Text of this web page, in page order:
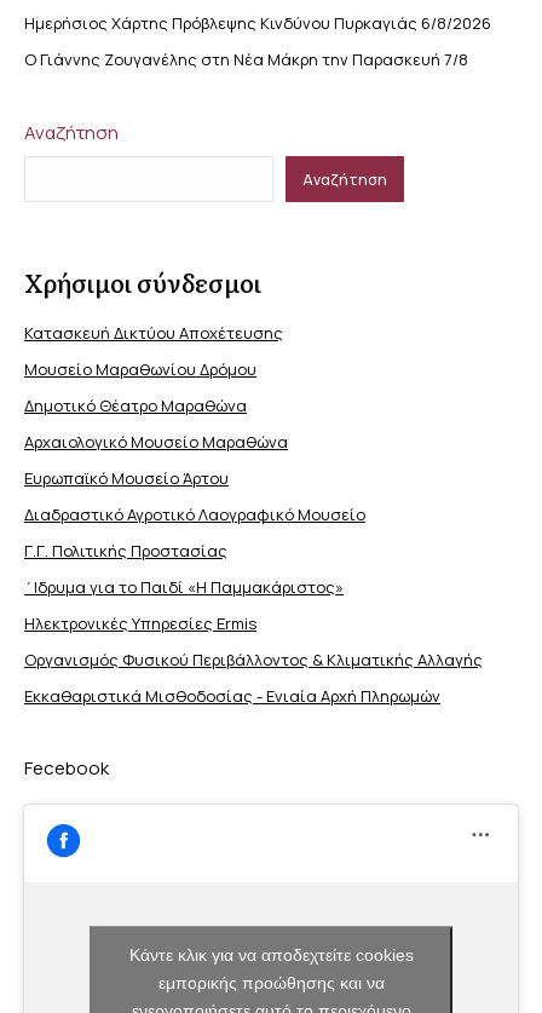
Ημερήσιος Χάρτης Πρόβλεψης Κινδύνου Πυρκαγιάς 6/8/2026
Ο Γιάννης Ζουγανέλης στη Νέα Μάκρη την Παρασκευή 7/8
Αναζήτηση
Αναζήτηση
Χρήσιμοι σύνδεσμοι
Κατασκευή Δικτύου Αποχέτευσης
Μουσείο Μαραθωνίου Δρόμου
Δημοτικό Θέατρο Μαραθώνα
Αρχαιολογικό Μουσείο Μαραθώνα
Ευρωπαϊκό Μουσείο Άρτου
Διαδραστικό Αγροτικό Λαογραφικό Μουσείο
Γ.Γ. Πολιτικής Προστασίας
΄Ιδρυμα για το Παιδί «Η Παμμακάριστος»
Ηλεκτρονικές Υπηρεσίες Ermis
Οργανισμός Φυσικού Περιβάλλοντος & Κλιματικής Aλλαγής
Εκκαθαριστικά Μισθοδοσίας - Ενιαία Αρχή Πληρωμών
Fecebook
Κάντε κλικ για να αποδεχτείτε cookies
εμπορικής προώθησης και να